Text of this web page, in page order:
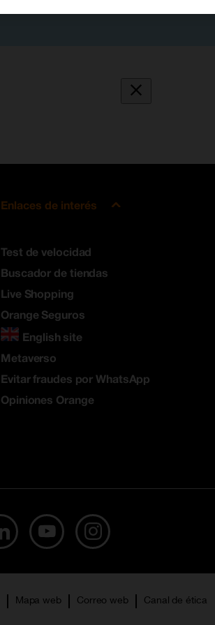
Enlaces de interés
Test de velocidad
Buscador de tiendas
Live Shopping
Orange Seguros
English site
Metaverso
Evitar fraudes por WhatsApp
Opiniones Orange
Mapa web Correo web Canal de ética